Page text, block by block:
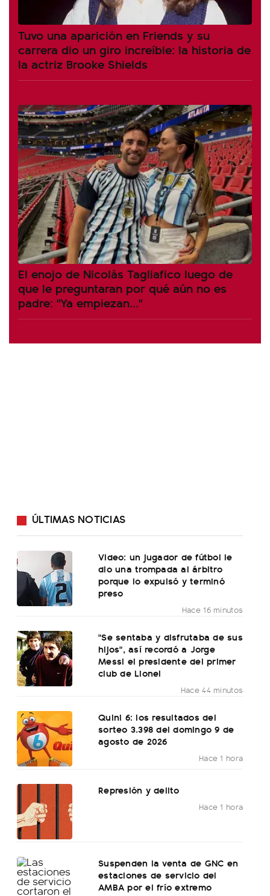
Tuvo una aparición en Friends y su
carrera dio un giro increíble: la historia de
la actriz Brooke Shields
El enojo de Nicolás Tagliafico luego de
que le preguntaran por qué aún no es
padre: "Ya empiezan..."
ÚLTIMAS NOTICIAS
Video: un jugador de fútbol le
dio una trompada al árbitro
porque lo expulsó y terminó
preso
Hace 16 minutos
"Se sentaba y disfrutaba de sus
hijos", así recordó a Jorge
Messi el presidente del primer
club de Lionel
Hace 44 minutos
Quini 6: los resultados del
sorteo 3.398 del domingo 9 de
agosto de 2026
Hace 1 hora
Represión y delito
Hace 1 hora
Suspenden la venta de GNC en
estaciones de servicio del
AMBA por el frío extremo